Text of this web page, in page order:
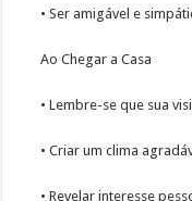
• Ser amigável e
Ao Chegar a Casa
• Lembre-se que sua
• Criar um clima
• Revelar interesse